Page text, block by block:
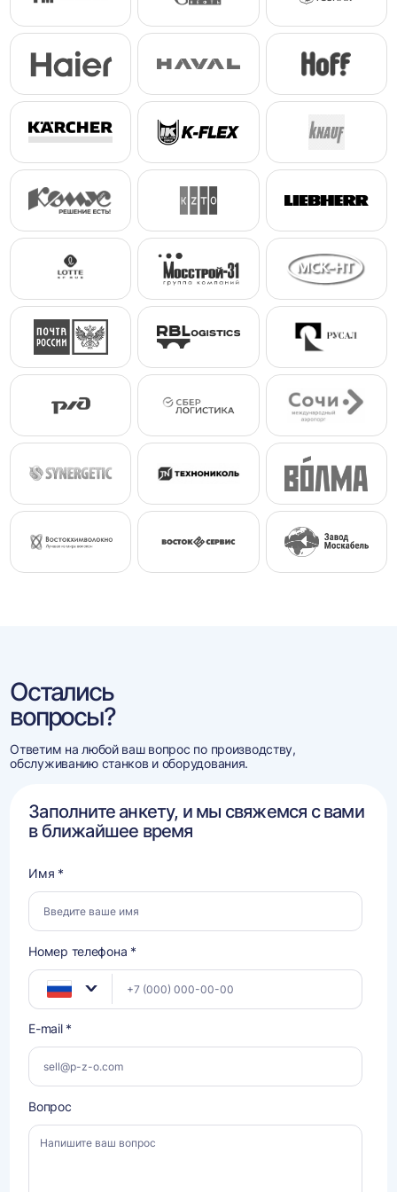
Остались
вопросы?
Ответим на любой ваш вопрос по производству,
обслуживанию станков и оборудования.
Заполните анкету, и мы свяжемся с вами
в ближайшее время
Имя *
Номер телефона *
E-mail *
Вопрос